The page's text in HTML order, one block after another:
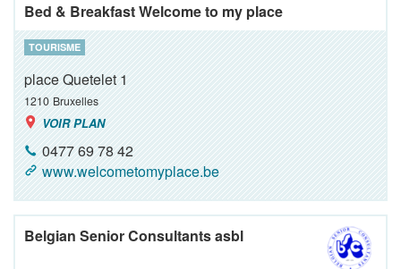
Bed & Breakfast Welcome to my place
TOURISME
place Quetelet 1
1210 Bruxelles
VOIR PLAN
0477 69 78 42
www.welcometomyplace.be
Belgian Senior Consultants asbl